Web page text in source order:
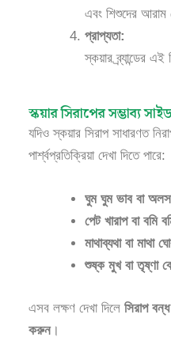
এবং শিশুদের আরাম
প্রাপ্যতা:
স্কয়ার ব্র্যান্ডের
স্কয়ার সিরাপের সম্ভাব্য
যদিও স্কয়ার সিরাপ সাধারণত
পার্শ্বপ্রতিক্রিয়া দেখা দিতে পারে:
ঘুম ঘুম ভাব বা
পেট খারাপ বা বমি
মাথাব্যথা বা মাথা
শুষ্ক মুখ বা তৃষ্ণা
এসব লক্ষণ দেখা দিলেসিরাপ
করুন।